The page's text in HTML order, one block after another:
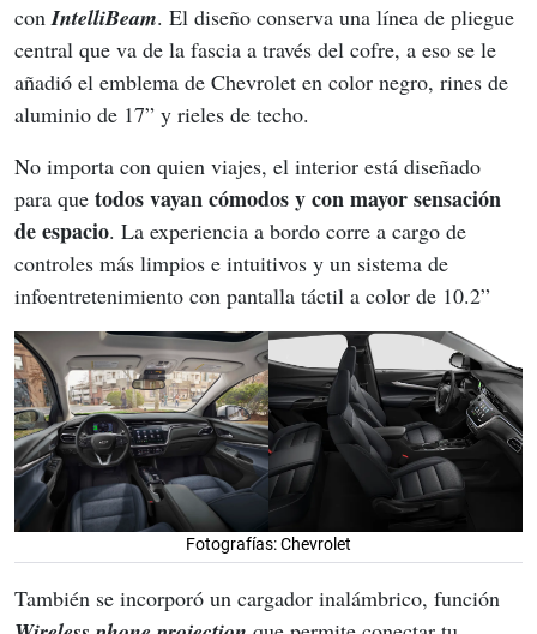
con IntelliBeam. El diseño conserva una línea de pliegue
central que va de la fascia a través del cofre, a eso se le
añadió el emblema de Chevrolet en color negro, rines de
aluminio de 17” y rieles de techo.
No importa con quien viajes, el interior está diseñado
para que todos vayan cómodos y con mayor sensación
de espacio. La experiencia a bordo corre a cargo de
controles más limpios e intuitivos y un sistema de
infoentretenimiento con pantalla táctil a color de 10.2”
Fotografías: Chevrolet
También se incorporó un cargador inalámbrico, función